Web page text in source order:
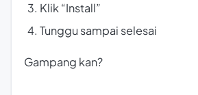
Klik “Install”
Tunggu sampai selesai
Gampang kan?